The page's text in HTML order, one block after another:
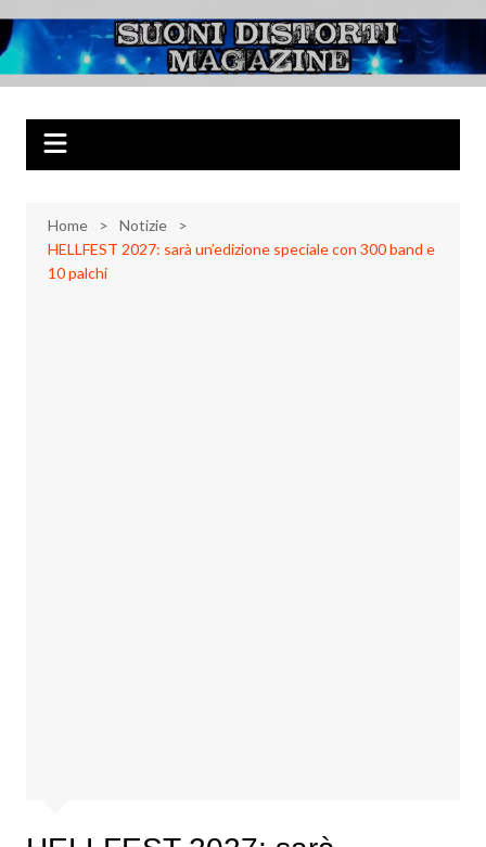
al
contenuto
Suoni Distorti
Magazine
Musica Rock, Metal, Punk e varie sonorità alternative
Home
Notizie
HELLFEST 2027: sarà un’edizione speciale con 300 band e
10 palchi